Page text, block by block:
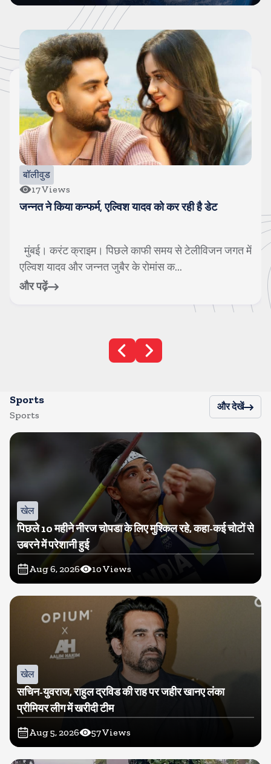
है डेट
जगत में
माधवन का बेटा ले रहा स्वीमिंग ट्रेनिंग,
नई दिल्ली। करंट क्राइम। आर माधवन ने
बेटे के करियर के लिए दुबई शिफ्ट होने का फ...
Sports
Sports
और देखें
खेल
पिछले 10 महीने नीरज चोपडा के लिए मुश्किल रहे, कहा-कई चोटों से
उबरने में परेशानी हुई
Aug 6, 2026 10Views
खेल
सचिन-युवराज, राहुल द्रविड की राह पर जहीर खानए लंका
प्रीमियर लीग में खरीदी टीम
Aug 5, 2026 57Views